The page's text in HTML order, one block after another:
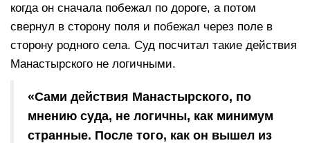
когда он сначала побежал по дороге, а потом
свернул в сторону поля и побежал через поле в
сторону родного села. Суд посчитал такие действия
Манастырского не логичными.
«Сами действия Манастырского, по
мнению суда, не логичны, как минимум
странные. После того, как он вышел из